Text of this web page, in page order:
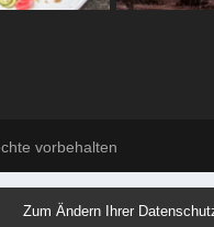
vorbehalten
Zum Ändern Ihrer